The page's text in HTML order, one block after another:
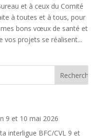
et à ceux du Comité
à toutes et à tous, pour
bons vœux de santé et
vos projets se réalisent...
9 et 10 mai 2026
interligue BFC/CVL 9 et